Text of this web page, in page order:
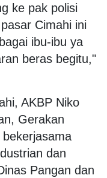
ke pak polisi
Cimahi ini
ibu-ibu ya
beras begitu,"
AKBP Niko
Gerakan
dan
Pangan dan